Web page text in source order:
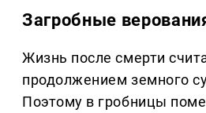
Загробные
Жизнь после смерти
продолжением земного
Поэтому в гробницы